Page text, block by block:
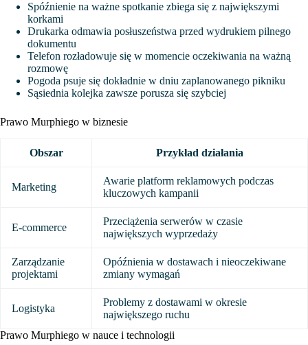
Spóźnienie na ważne spotkanie zbiega się z największymi
korkami
Drukarka odmawia posłuszeństwa przed wydrukiem pilnego
dokumentu
Telefon rozładowuje się w momencie oczekiwania na ważną
rozmowę
Pogoda psuje się dokładnie w dniu zaplanowanego pikniku
Sąsiednia kolejka zawsze porusza się szybciej
Prawo Murphiego w biznesie
Obszar Przykład działania
Marketing
Awarie platform reklamowych podczas
kluczowych kampanii
E-commerce
Przeciążenia serwerów w czasie
największych wyprzedaży
Zarządzanie
projektami
Opóźnienia w dostawach i nieoczekiwane
zmiany wymagań
Logistyka
Problemy z dostawami w okresie
największego ruchu
Prawo Murphiego w nauce i technologii